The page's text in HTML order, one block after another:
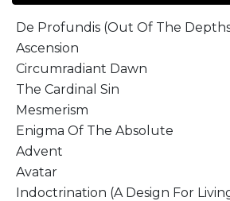
De Profundis (Out Of The
Ascension
Circumradiant Dawn
The Cardinal Sin
Mesmerism
Enigma Of The Absolute
Advent
Avatar
Indoctrination (A Design For